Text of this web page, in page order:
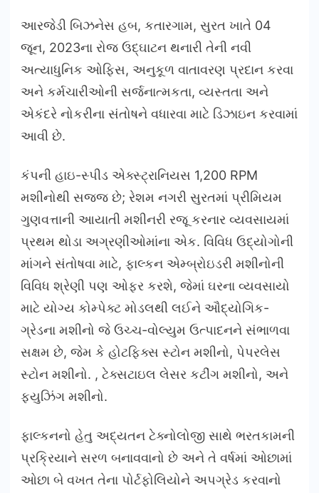
આરજેડી બિઝનેસ હબ, કતારગામ, સુરત ખાતે 04
જૂન, 2023ના રોજ ઉદ્ઘાટન થનારી તેની નવી
અત્યાધુનિક ઓફિસ, અનુકૂળ વાતાવરણ પ્રદાન કરવા
અને કર્મચારીઓની સર્જનાત્મકતા, વ્યસ્તતા અને
એકંદરે નોકરીના સંતોષને વધારવા માટે ડિઝાઇન કરવામાં
આવી છે.
કંપની હાઇ-સ્પીડ એક્સ્ટ્રાનિયસ 1,200 RPM
મશીનોથી સજ્જ છે; રેશમ નગરી સુરતમાં પ્રીમિયમ
ગુણવત્તાની આયાતી મશીનરી રજૂ કરનાર વ્યવસાયમાં
પ્રથમ થોડા અગ્રણીઓમાંના એક. વિવિધ ઉદ્યોગોની
માંગને સંતોષવા માટે, ફાલ્કન એમ્બ્રોઇડરી મશીનોની
વિવિધ શ્રેણી પણ ઓફર કરશે, જેમાં ઘરના વ્યવસાયો
માટે યોગ્ય કોમ્પેક્ટ મોડલથી લઈને ઔદ્યોગિક-
ગ્રેડના મશીનો જે ઉચ્ચ-વોલ્યુમ ઉત્પાદનને સંભાળવા
સક્ષમ છે, જેમ કે હોટફિક્સ સ્ટોન મશીનો, પેપરલેસ
સ્ટોન મશીનો. , ટેક્સટાઇલ લેસર કટીંગ મશીનો, અને
ફ્યુઝિંગ મશીનો.
ફાલ્કનનો હેતુ અદ્યતન ટેક્નોલોજી સાથે ભરતકામની
પ્રક્રિયાને સરળ બનાવવાનો છે અને તે વર્ષમાં ઓછામાં
ઓછા બે વખત તેના પોર્ટફોલિયોને અપગ્રેડ કરવાનો